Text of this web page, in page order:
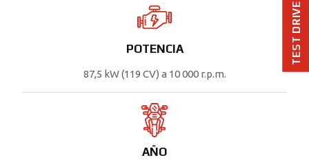
POTENCIA
87,5 kW (119 CV) a 10 000 r.p.m.
AÑO
TEST DRIVE